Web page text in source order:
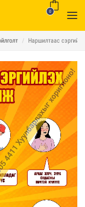
0
Наршилтаас